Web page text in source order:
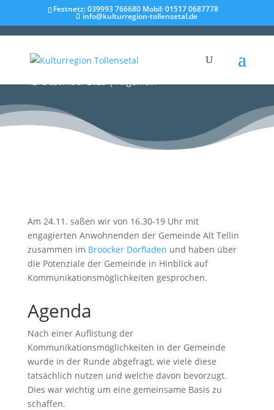
Festnetz: 039993 766680 Mobil: 01517 0687778
info@kulturregion-tollensetal.de
Der Workshop für die Gemeinde Alt Tellin
12. Dezember 2023|Allgemein
Am 24.11. saßen wir von 16.30-19 Uhr mit
engagierten Anwohnenden der Gemeinde Alt Tellin
zusammen im Broocker Dorfladen und haben über
die Potenziale der Gemeinde in Hinblick auf
Kommunikationsmöglichkeiten gesprochen.
Agenda
Nach einer Auflistung der
Kommunikationsmöglichkeiten in der Gemeinde
wurde in der Runde abgefragt, wie viele diese
tatsächlich nutzen und welche davon bevorzugt.
Dies war wichtig um eine gemeinsame Basis zu
schaffen.